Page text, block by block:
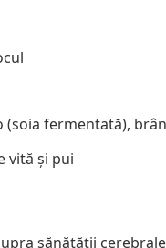
fermentată),
vită și pui
sănătății